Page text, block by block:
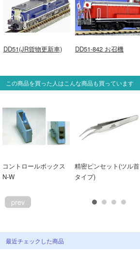
DD51(JR貨物更新車) DD51-842 お召機
この商品を買った人はこんな商品も買っています
コントロールボックス
N-W
精密ピンセット(ツル首
タイプ)
prev
最近チェックした商品